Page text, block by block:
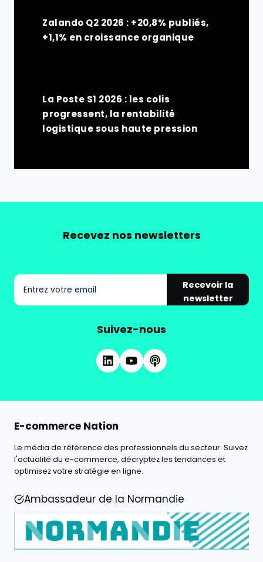
Zalando Q2 2026 : +20,8% publiés,
+1,1% en croissance organique
La Poste S1 2026 : les colis
progressent, la rentabilité
logistique sous haute pression
Recevez nos newsletters
Recevoir la
newsletter
Suivez-nous
E-commerce Nation
Le média de référence des professionnels du secteur. Suivez
l'actualité du e-commerce, décryptez les tendances et
optimisez votre stratégie en ligne.
Ambassadeur de la Normandie